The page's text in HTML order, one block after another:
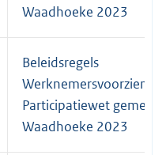
Waadhoeke 2023
Beleidsregels
Participatiewet
Waadhoeke 2023